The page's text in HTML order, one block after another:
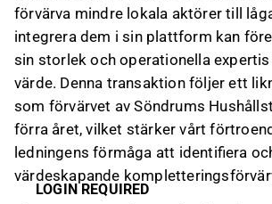
förvärva mindre lokala aktörer till
integrera dem i sin plattform kan
sin storlek och operationella
värde. Denna transaktion följer ett
som förvärvet av Söndrums
förra året, vilket stärker vårt
ledningens förmåga att identifiera
värdeskapande
LOGIN REQUIRED